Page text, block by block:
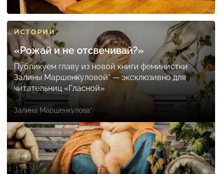
ИСТОРИИ
«Рожай и не отсвечивай?»
Публикуем главу из новой книги феминистки
Залины Маршенкуловой* — эксклюзивно для
читательниц «Гласной»
Залина Маршенкулова*